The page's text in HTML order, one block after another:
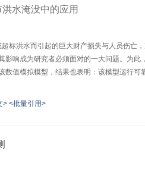
水淹没中的应用
标洪水而引起的巨大财产损失与人员伤亡
响成为研究者必须面对的一大问题。为
数值模拟模型，结果也表明：该模型运行
> <批量引用>